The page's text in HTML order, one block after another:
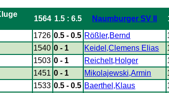
1564 1.5 : 6.5 Naumburger SV II
1726 0.5 - 0.5 Rößler,Bernd
1540 0 - 1 Keidel,Clemens Elias
1503 0 - 1 Reichelt,Holger
1451 0 - 1 Mikolajewski,Armin
1533 0.5 - 0.5 Baerthel,Klaus